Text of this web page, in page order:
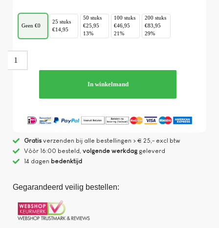
Geen €0
25 stuks
€14,95
50 stuks
€25,95
13%
100 stuks
€46,95
21%
200 stuks
€83,95
29%
In winkelmand
Gratisverzenden bij alle bestellingen > € 25,- excl btw
Vòòr 16:00 besteld, volgende werkdaggeleverd
14 dagen bedenktijd
Gegarandeerd veilig bestellen: